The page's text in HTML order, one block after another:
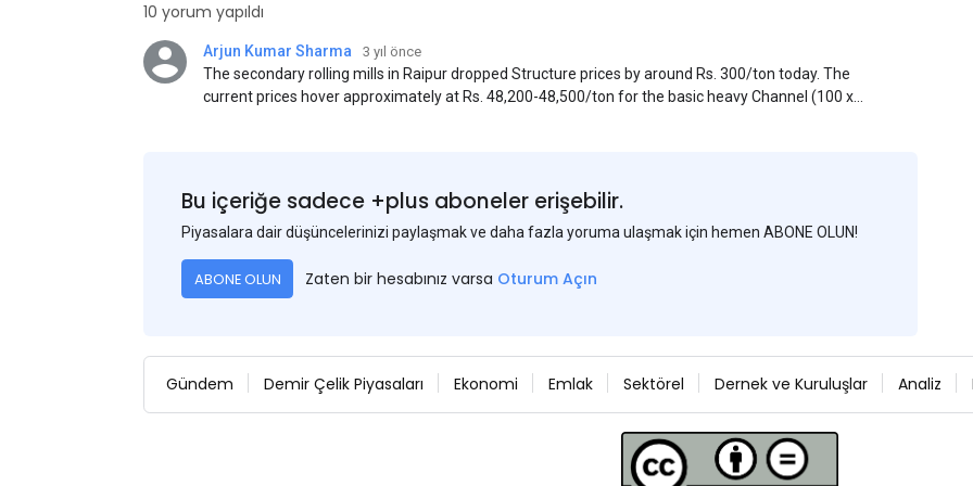
10 yorum yapıldı
Arjun Kumar Sharma 3 yıl önce
The secondary rolling mills in Raipur dropped Structure prices by around Rs. 300/ton today. The
current prices hover approximately at Rs. 48,200-48,500/ton for the basic heavy Channel (100 x
Bu içeriğe sadece +plus aboneler erişebilir.
Piyasalara dair düşüncelerinizi paylaşmak ve daha fazla yoruma ulaşmak için hemen ABONE OLUN!
ABONE OLUN Zaten bir hesabınız varsa Oturum Açın
Gündem Demir Çelik Piyasaları Ekonomi Emlak Sektörel Dernek ve Kuruluşlar Analiz